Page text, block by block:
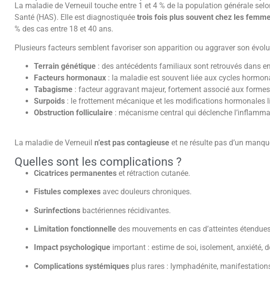
La maladie de Verneuil touche entre 1 et 4 % de la population générale
Santé (HAS). Elle est diagnostiquée trois fois plus souvent chez les
% des cas entre 18 et 40 ans.
Plusieurs facteurs semblent favoriser son apparition ou aggraver son
Terrain génétique : des antécédents familiaux sont retrouvés dans
Facteurs hormonaux : la maladie est souvent liée aux cycles
Tabagisme : facteur aggravant majeur, fortement associé aux
Surpoids : le frottement mécanique et les modifications hormonales
Obstruction folliculaire : mécanisme central qui déclenche
La maladie de Verneuil n’est pas contagieuse et ne résulte pas d’un
Quelles sont les complications ?
Cicatrices permanentes et rétraction cutanée.
Fistules complexes avec douleurs chroniques.
Surinfections bactériennes récidivantes.
Limitation fonctionnelle des mouvements en cas d’atteintes
Impact psychologique important : estime de soi, isolement, anxiété,
Complications systémiques plus rares : lymphadénite,